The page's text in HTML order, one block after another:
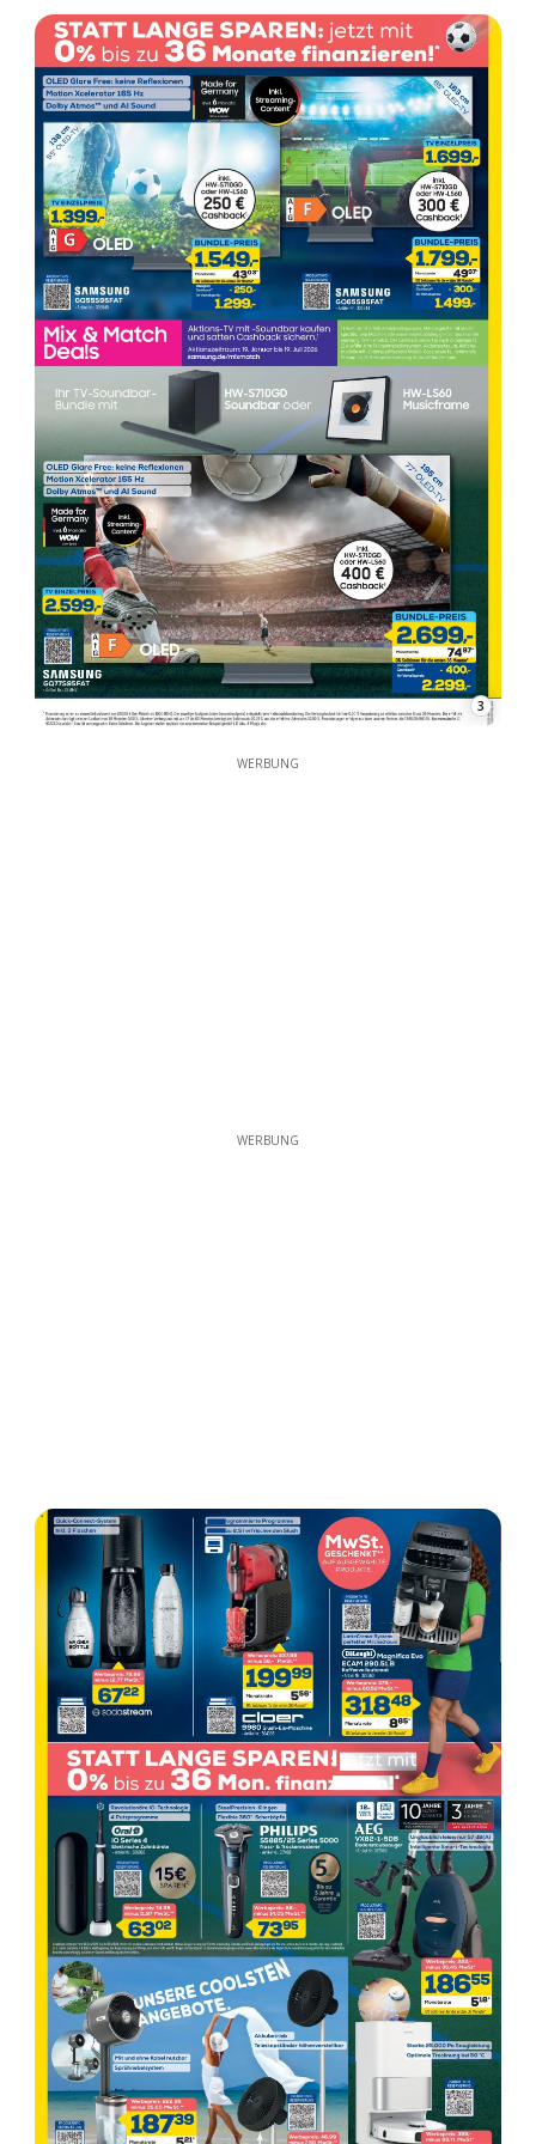
3
WERBUNG
WERBUNG